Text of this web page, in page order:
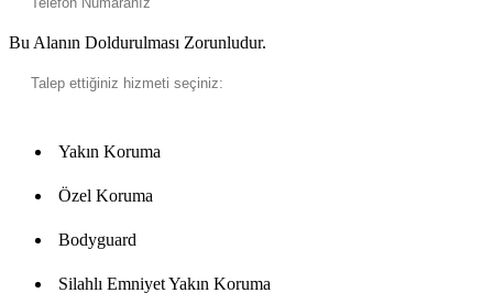
Bu Alanın Doldurulması Zorunludur.
Yakın Koruma
Özel Koruma
Bodyguard
Silahlı Emniyet Yakın Koruma